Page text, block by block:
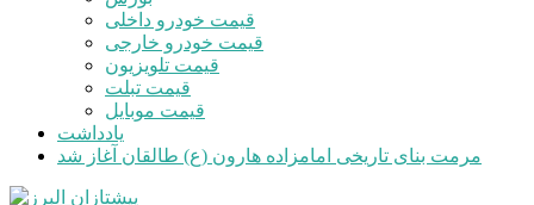
قیمت خودرو داخلی
قیمت خودرو خارجی
قیمت تلویزیون
قیمت تبلت
قیمت موبایل
یادداشت
مرمت بنای تاریخی امامزاده هارون (ع) طالقان آغاز شد